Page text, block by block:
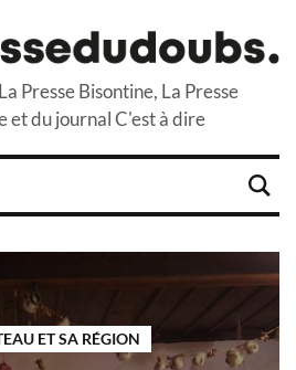
Presse Bisontine, La Presse
et du journal C'est à dire
ET SA RÉGION